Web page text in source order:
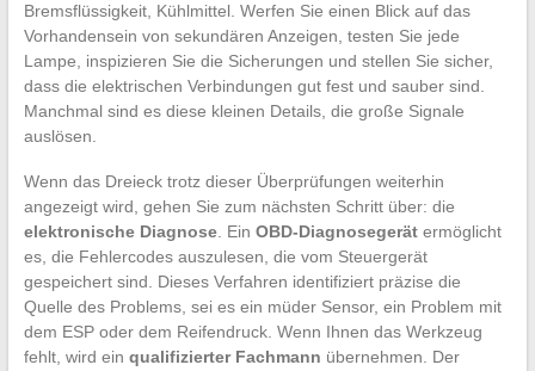
Bremsflüssigkeit, Kühlmittel. Werfen Sie einen Blick auf das
Vorhandensein von sekundären Anzeigen, testen Sie jede
Lampe, inspizieren Sie die Sicherungen und stellen Sie sicher,
dass die elektrischen Verbindungen gut fest und sauber sind.
Manchmal sind es diese kleinen Details, die große Signale
auslösen.
Wenn das Dreieck trotz dieser Überprüfungen weiterhin
angezeigt wird, gehen Sie zum nächsten Schritt über: die
elektronische Diagnose. Ein OBD-Diagnosegerätermöglicht
es, die Fehlercodes auszulesen, die vom Steuergerät
gespeichert sind. Dieses Verfahren identifiziert präzise die
Quelle des Problems, sei es ein müder Sensor, ein Problem mit
dem ESP oder dem Reifendruck. Wenn Ihnen das Werkzeug
fehlt, wird ein qualifizierter Fachmann übernehmen. Der